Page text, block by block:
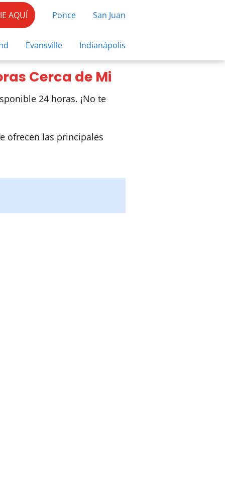
AQUÍ Ponce San Juan
Evansville Indianápolis
Cerca de Mi
24 horas. ¡No te
ofrecen las principales